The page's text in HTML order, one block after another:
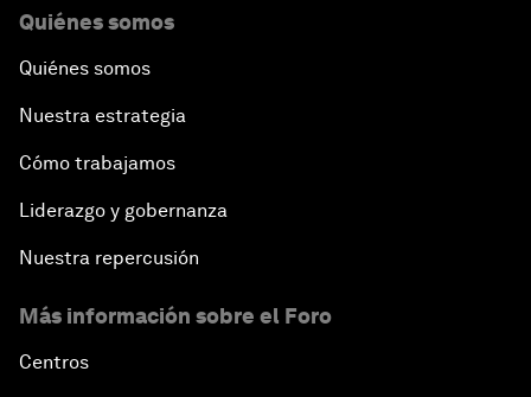
Quiénes somos
Quiénes somos
Nuestra estrategia
Cómo trabajamos
Liderazgo y gobernanza
Nuestra repercusión
Más información sobre el Foro
Centros